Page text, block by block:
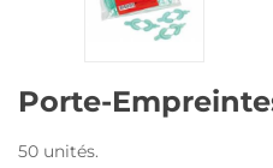
Porte-
50 unités.